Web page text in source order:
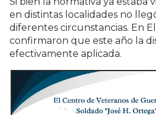
en distintas localidades no
diferentes circunstancias. En
confirmaron que este año la
efectivamente aplicada.